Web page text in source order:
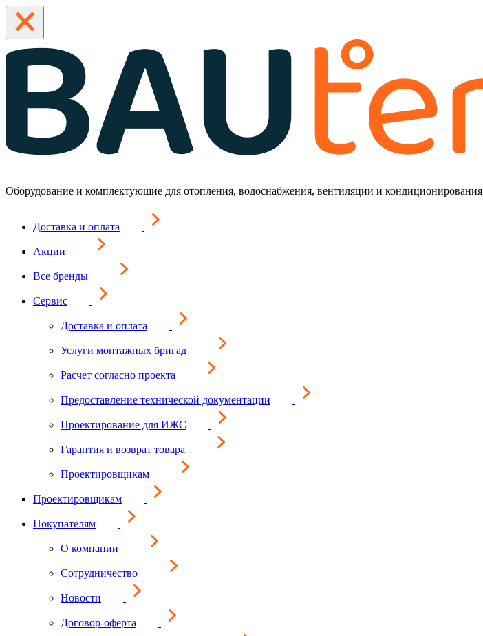
Оборудование и комплектующие для отопления, водоснабжения, вентиляции и кондиционирования
Доставка и оплата
Акции
Все бренды
Сервис
Доставка и оплата
Услуги монтажных бригад
Расчет согласно проекта
Предоставление технической документации
Проектирование для ИЖС
Гарантия и возврат товара
Проектировщикам
Проектировщикам
Покупателям
О компании
Сотрудничество
Новости
Договор-оферта